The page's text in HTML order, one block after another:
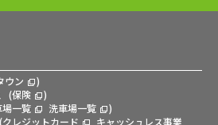
ウン
)
(保険
)
場一覧 洗車場一覧
)
(クレジットカード
キャッシュレス事業